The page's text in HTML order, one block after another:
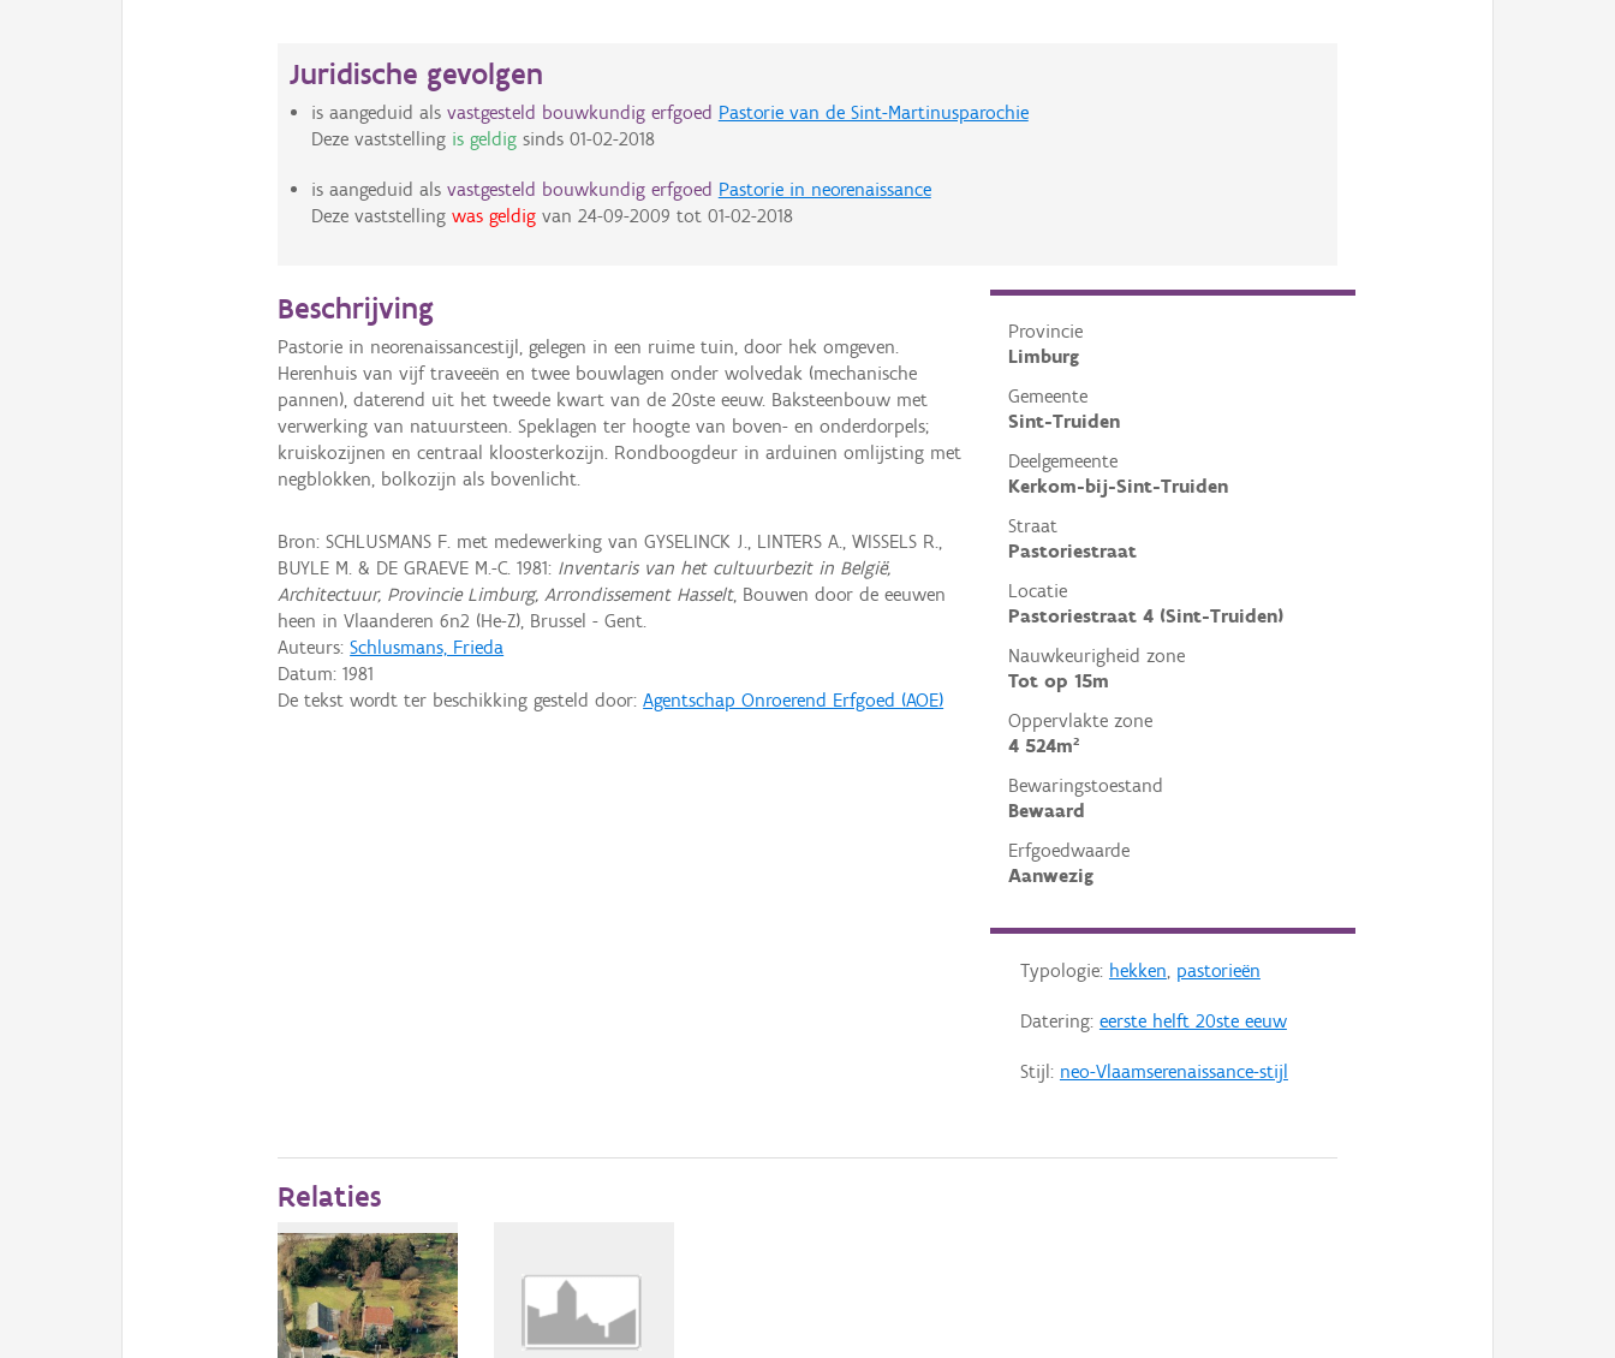
Juridische gevolgen
is aangeduid als vastgesteld bouwkundig erfgoed Pastorie van de Sint-Martinusparochie
Deze vaststelling is geldigsinds 01-02-2018
is aangeduid als vastgesteld bouwkundig erfgoed Pastorie in neorenaissance
Deze vaststelling was geldigvan 24-09-2009 tot 01-02-2018
Provincie
Limburg
Gemeente
Sint-Truiden
Deelgemeente
Kerkom-bij-Sint-Truiden
Straat
Pastoriestraat
Locatie
Pastoriestraat 4 (Sint-Truiden)
Nauwkeurigheid zone
Tot op 15m
Oppervlakte zone
4 524m²
Bewaringstoestand
Bewaard
Erfgoedwaarde
Aanwezig
Typologie: hekken, pastorieën
Datering: eerste helft 20ste eeuw
Stijl: neo-Vlaamserenaissance-stijl
Beschrijving
Pastorie in neorenaissancestijl, gelegen in een ruime tuin, door hek omgeven.
Herenhuis van vijf traveeën en twee bouwlagen onder wolvedak (mechanische
pannen), daterend uit het tweede kwart van de 20ste eeuw. Baksteenbouw met
verwerking van natuursteen. Speklagen ter hoogte van boven- en onderdorpels;
kruiskozijnen en centraal kloosterkozijn. Rondboogdeur in arduinen omlijsting met
negblokken, bolkozijn als bovenlicht.
Bron: SCHLUSMANS F. met medewerking van GYSELINCK J., LINTERS A., WISSELS R.,
BUYLE M. & DE GRAEVE M.-C. 1981: Inventaris van het cultuurbezit in België,
Architectuur, Provincie Limburg, Arrondissement Hasselt, Bouwen door de eeuwen
heen in Vlaanderen 6n2 (He-Z), Brussel - Gent.
Auteurs:Schlusmans, Frieda
Datum:1981
De tekst wordt ter beschikking gesteld door:Agentschap Onroerend Erfgoed (AOE)
Relaties